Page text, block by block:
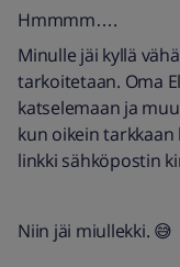
Hmmmm….
Minulle jäi kyllä
tarkoitetaan. Oma
katselemaan ja
kun oikein tarkkaan
linkki sähköpostin
Niin jäi miullekki. 😅